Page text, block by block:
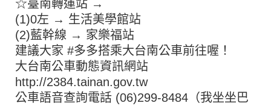
☆臺南轉運站 →
(1)0左 → 生活美學館站
(2)藍幹線 → 家樂福站
建議大家 #多多搭乘大台南公車前往喔！
大台南公車動態資訊網站
http://2384.tainan.gov.tw
公車語音查詢電話 (06)299-8484（我坐坐巴